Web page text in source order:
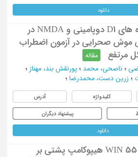
دانلود
برهمکنش گیرنده های D1 دوپامینی و NMDA در
موش صحرایی در آزمون اضطراب
مرتفع
مقاله
؛ ناصحی، محمد ؛ پورنقش بند، مهناز ؛
؛ زرین دست، محمدرضا ؛
کلیدواژه آدرس
پیشنهاد دیگران
دانلود
تأثیرات 2 - 212، WIN 55 هیپوکامپ پشتی بر